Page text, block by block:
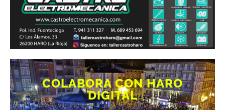
COLABORA CON HARO
DIGITAL